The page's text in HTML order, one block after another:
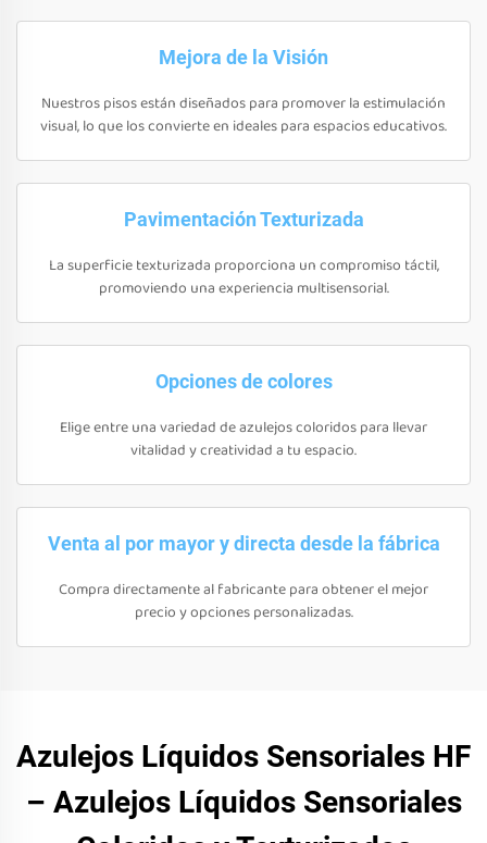
Mejora de la Visión
Nuestros pisos están diseñados para promover la estimulación
visual, lo que los convierte en ideales para espacios educativos.
Pavimentación Texturizada
La superficie texturizada proporciona un compromiso táctil,
promoviendo una experiencia multisensorial.
Opciones de colores
Elige entre una variedad de azulejos coloridos para llevar
vitalidad y creatividad a tu espacio.
Venta al por mayor y directa desde la fábrica
Compra directamente al fabricante para obtener el mejor
precio y opciones personalizadas.
Azulejos Líquidos Sensoriales HF
– Azulejos Líquidos Sensoriales